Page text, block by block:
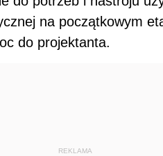
na początkowym
do projektanta.
REKLAMA